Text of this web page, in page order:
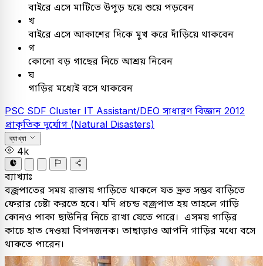
বাইরে এসে মাটিতে উপুড় হয়ে শুয়ে পড়বেন
খ
বাইরে এসে আকাশের দিকে মুখ করে দাঁড়িয়ে থাকবেন
গ
কোনো বড় গাছের নিচে আশ্রয় নিবেন
ঘ
গাড়ির মধ্যেই বসে থাকবেন
PSC SDF Cluster IT Assistant/DEO সাধারণ বিজ্ঞান 2012
প্রাকৃতিক দুর্যোগ (Natural Disasters)
ব্যাখ্যা
4k
ব্যাখ্যাঃ
বজ্রপাতের সময় রাস্তায় গাড়িতে থাকলে যত দ্রুত সম্ভব বাড়িতে
ফেরার চেষ্টা করতে হবে। যদি প্রচন্ড বজ্রপাত হয় তাহলে গাড়ি
কোনও পাকা ছাউনির নিচে রাখা যেতে পারে। এসময় গাড়ির
কাচে হাত দেওয়া বিপদজনক। তাছাড়াও আপনি গাড়ির মধ্যে বসে
থাকতে পারেন।